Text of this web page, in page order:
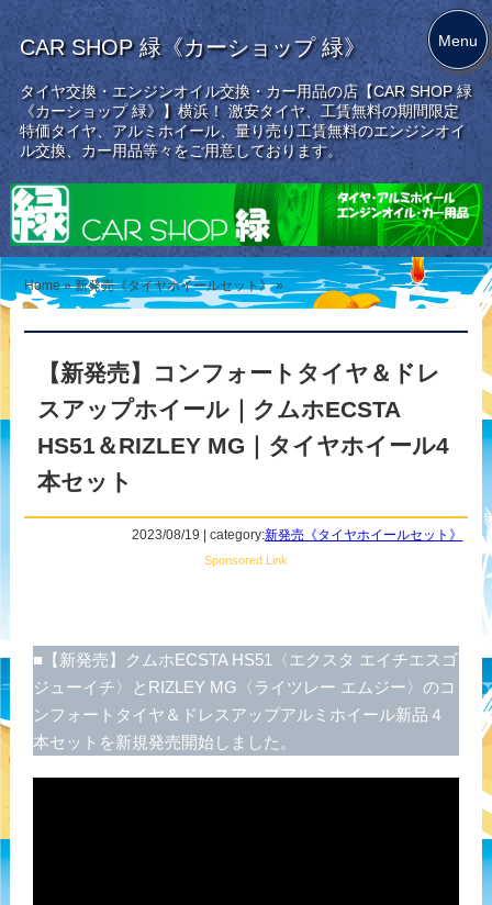
CAR SHOP 緑《カーショップ 緑》
タイヤ交換・エンジンオイル交換・カー用品の店【CAR SHOP 緑
《カーショップ 緑》】横浜！ 激安タイヤ、工賃無料の期間限定
特価タイヤ、アルミホイール、量り売り工賃無料のエンジンオイ
ル交換、カー用品等々をご用意しております。
Home »新発売《タイヤホイールセット》 »
【新発売】コンフォートタイヤ＆ドレ
スアップホイール｜クムホECSTA
HS51＆RIZLEY MG｜タイヤホイール4
本セット
2023/08/19 | category:新発売《タイヤホイールセット》
Sponsored Link
■【新発売】クムホECSTA HS51〈エクスタ エイチエスゴ
ジューイチ〉とRIZLEY MG〈ライツレー エムジー〉のコ
ンフォートタイヤ＆ドレスアップアルミホイール新品４
本セットを新規発売開始しました。
Menu